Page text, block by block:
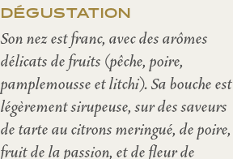
DÉGUSTATION
Son nez est franc, avec des arômes
délicats de fruits (pêche, poire,
pamplemousse et litchi). Sa bouche est
légèrement sirupeuse, sur des saveurs
de tarte au citrons meringué, de poire,
fruit de la passion, et de fleur de